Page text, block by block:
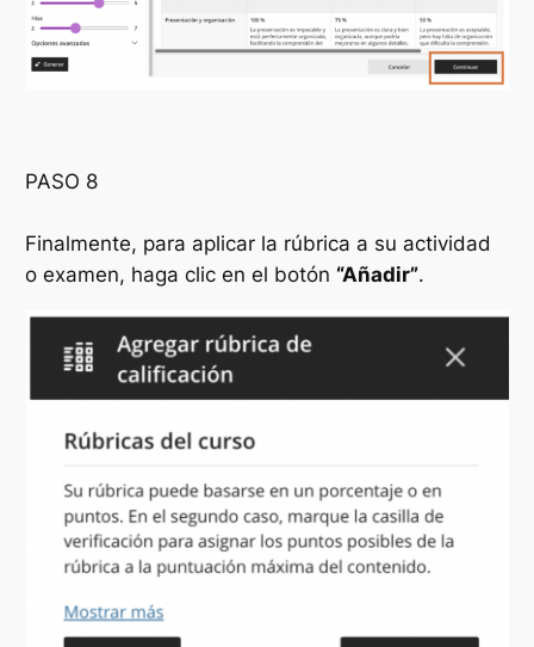
PASO 8
Finalmente, para aplicar la rúbrica a su actividad
o examen, haga clic en el botón “Añadir”.